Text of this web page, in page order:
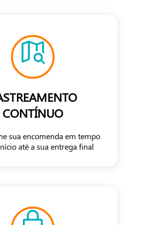
CONTÍNUO
sua encomenda em tempo
até a sua entrega final